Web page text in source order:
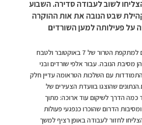
לשוב לעבודה סדירה. השבוע
שבט הנובה את אות ההוקרה
על פעילותה למען השורדים
היום מלאו 1,000 יום למתקפת הטרור של 7 באוקטובר ולטבח
מסיבת הנובה. עבור אלפי שורדים ובני
עם השלכות הטראומה עדיין חלק
שהוצגו בוועדת הצעירים של
הדרך לשיקום עוד ארוכה: מתוך
ומסיבות הדרום שהוכרו כנפגעי פעולות
לחזור לעבודה באופן רציף למשך